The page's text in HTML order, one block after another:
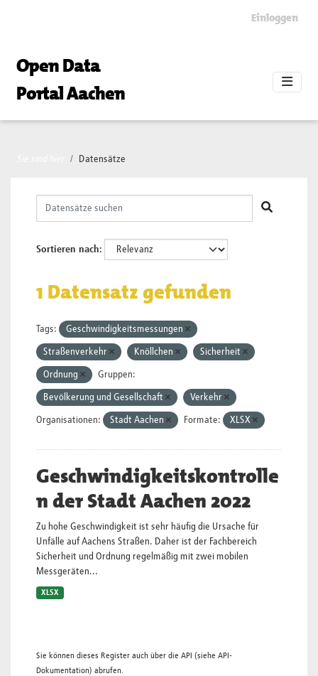
Einloggen
Open Data
Portal Aachen
Datensätze
Sortieren nach
1 Datensatz gefunden
Tags: Geschwindigkeitsmessungen
Straßenverkehr Knöllchen Sicherheit
Ordnung Gruppen:
Bevölkerung und Gesellschaft Verkehr
Organisationen: Stadt Aachen Formate: XLSX
Geschwindigkeitskontrolle
n der Stadt Aachen 2022
Zu hohe Geschwindigkeit ist sehr häufig die Ursache für
Unfälle auf Aachens Straßen. Daher ist der Fachbereich
Sicherheit und Ordnung regelmäßig mit zwei mobilen
Messgeräten...
XLSX
Sie können dieses Register auch über die API (siehe API-
Dokumentation) abrufen.